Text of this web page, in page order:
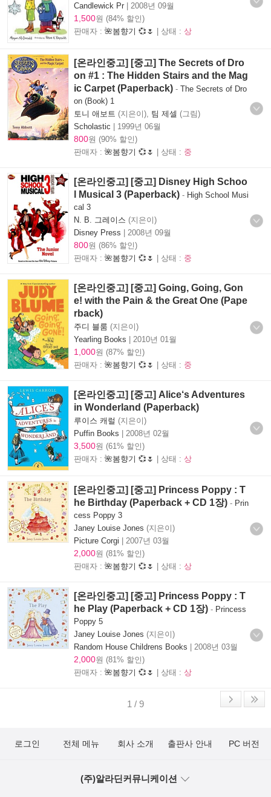
Candlewick Pr | 2008년 09월
1,500원 (84% 할인)
판매자 : 🌺봄향기 💞🌷 | 상태 : 상
[온라인중고] [중고] The Secrets of Dro
on #1 : The Hidden Stairs and the Mag
ic Carpet (Paperback) - The Secrets of Dro
on (Book) 1
토니 애보트 (지은이), 팀 제셀 (그림)
Scholastic | 1999년 06월
800원 (90% 할인)
판매자 : 🌺봄향기 💞🌷 | 상태 : 중
[온라인중고] [중고] Disney High Schoo
l Musical 3 (Paperback) - High School Musi
cal 3
N. B. 그레이스 (지은이)
Disney Press | 2008년 09월
800원 (86% 할인)
판매자 : 🌺봄향기 💞🌷 | 상태 : 중
[온라인중고] [중고] Going, Going, Gon
e! with the Pain & the Great One (Pape
rback)
주디 블룸 (지은이)
Yearling Books | 2010년 01월
1,000원 (87% 할인)
판매자 : 🌺봄향기 💞🌷 | 상태 : 중
[온라인중고] [중고] Alice‘s Adventures
in Wonderland (Paperback)
루이스 캐럴 (지은이)
Puffin Books | 2008년 02월
3,500원 (61% 할인)
판매자 : 🌺봄향기 💞🌷 | 상태 : 상
[온라인중고] [중고] Princess Poppy : T
he Birthday (Paperback + CD 1장) - Prin
cess Poppy 3
Janey Louise Jones (지은이)
Picture Corgi | 2007년 03월
2,000원 (81% 할인)
판매자 : 🌺봄향기 💞🌷 | 상태 : 상
[온라인중고] [중고] Princess Poppy : T
he Play (Paperback + CD 1장) - Princess
Poppy 5
Janey Louise Jones (지은이)
Random House Childrens Books | 2008년 03월
2,000원 (81% 할인)
판매자 : 🌺봄향기 💞🌷 | 상태 : 상
1 / 9
로그인 전체 메뉴 회사 소개 출판사 안내 PC 버전
(주)알라딘커뮤니케이션